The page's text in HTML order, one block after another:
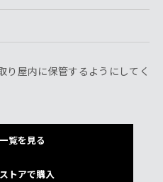
り屋内に保管するようにしてく
覧を見る
トアで購入